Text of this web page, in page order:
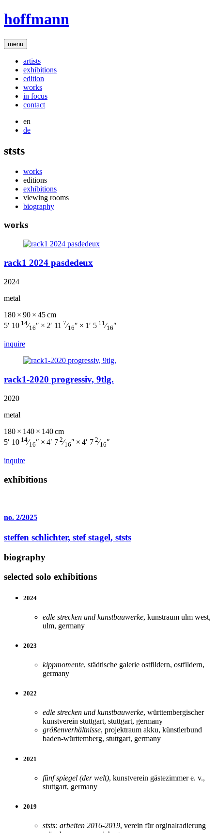
hoffmann
menu
artists
exhibitions
edition
works
in focus
contact
en
de
ststs
works
editions
exhibitions
viewing rooms
biography
works
rack1 2024 pasdedeux
2024
metal
180 × 90 × 45 cm
5′ 10 14⁄16″ × 2′ 11 7⁄16″ × 1′ 5 11 ⁄16″
inquire
rack1-2020 progressiv, 9tlg.
2020
metal
180 × 140 × 140 cm
5′ 10 14⁄16″ × 4′ 7 2⁄16″ × 4′ 7 2⁄16″
inquire
exhibitions
no. 2/2025
steffen schlichter, stef stagel, ststs
biography
selected solo exhibitions
2024
edle strecken und kunstbauwerke, kunstraum ulm west,
ulm, germany
2023
kippmomente, städtische galerie ostfildern, ostfildern,
germany
2022
edle strecken und kunstbauwerke, württembergischer
kunstverein stuttgart, stuttgart, germany
größenverhältnisse, projektraum akku, künstlerbund
baden-württemberg, stuttgart, germany
2021
fünf spiegel (der welt), kunstverein gästezimmer e. v.,
stuttgart, germany
2019
ststs: arbeiten 2016-2019, verein für orginalradierung